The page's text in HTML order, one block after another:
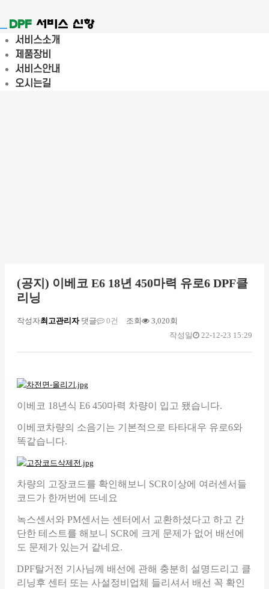
Toggle
navigation
DPF 서비스 신항
서비스소개
제품장비
서비스안내
오시는길
(공지) 이베코 E6 18년 450마력 유로6 DPF클
리닝
작성자최고관리자 댓글 0건 조회
3,020회
작성일
22-12-23 15:29
이베코 18년식 E6 450마력 차량이 입고 됐습니다.
이베코차량의 소음기는 기본적으로 타타대우 유로6와
똑같습니다.
차량의 고장코드를 확인해보니 SCR이상에 여러센서들
코드가 한꺼번에 뜨네요
녹스센서와 PM센서는 센터에서 교환하셨다고 하고 간
단한 테스트를 해보니 SCR에 크게 문제가 없어 배선에
도 문제가 있는거 같네요.
DPF탈거전 기사님께 배선에 관해 충분히 설명드리고 클
리닝후 센터 또는 사설정비업체 들리셔서 배선 꼭 확인